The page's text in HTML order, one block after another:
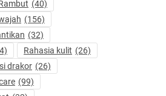
(40)
(156)
(32)
Rahasia kulit (26)
drakor (26)
(99)